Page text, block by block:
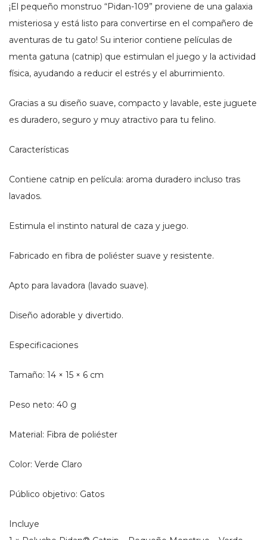
¡El pequeño monstruo “Pidan-109” proviene de una galaxia
misteriosa y está listo para convertirse en el compañero de
aventuras de tu gato! Su interior contiene películas de
menta gatuna (catnip) que estimulan el juego y la actividad
física, ayudando a reducir el estrés y el aburrimiento.
Gracias a su diseño suave, compacto y lavable, este juguete
es duradero, seguro y muy atractivo para tu felino.
Características
Contiene catnip en película: aroma duradero incluso tras
lavados.
Estimula el instinto natural de caza y juego.
Fabricado en fibra de poliéster suave y resistente.
Apto para lavadora (lavado suave).
Diseño adorable y divertido.
Especificaciones
Tamaño: 14 × 15 × 6 cm
Peso neto: 40 g
Material: Fibra de poliéster
Color: Verde Claro
Público objetivo: Gatos
Incluye